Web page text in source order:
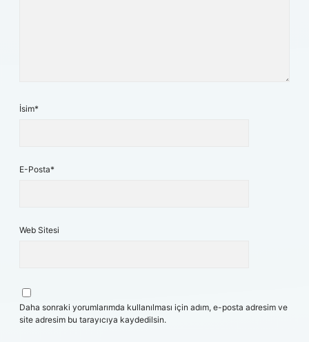
İsim*
E-Posta*
Web Sitesi
Daha sonraki yorumlarımda kullanılması için adım, e-posta adresim ve
site adresim bu tarayıcıya kaydedilsin.